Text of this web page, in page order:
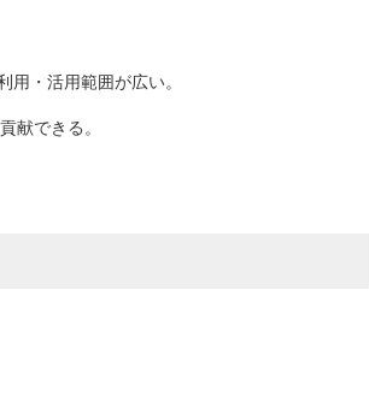
・活用範囲が広い。
献できる。